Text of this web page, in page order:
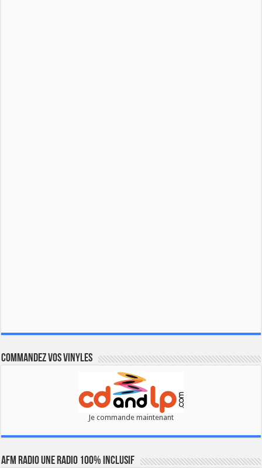
Commandez vos vinyles
Je commande maintenant
AFM RADIO UNE RADIO 100% INCLUSIF